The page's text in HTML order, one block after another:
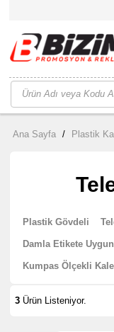
Ana Sayfa / Plastik
Plastik Gövdeli
Damla Etikete Uygun
Kumpas Ölçekli
3Ürün Listeniyor.